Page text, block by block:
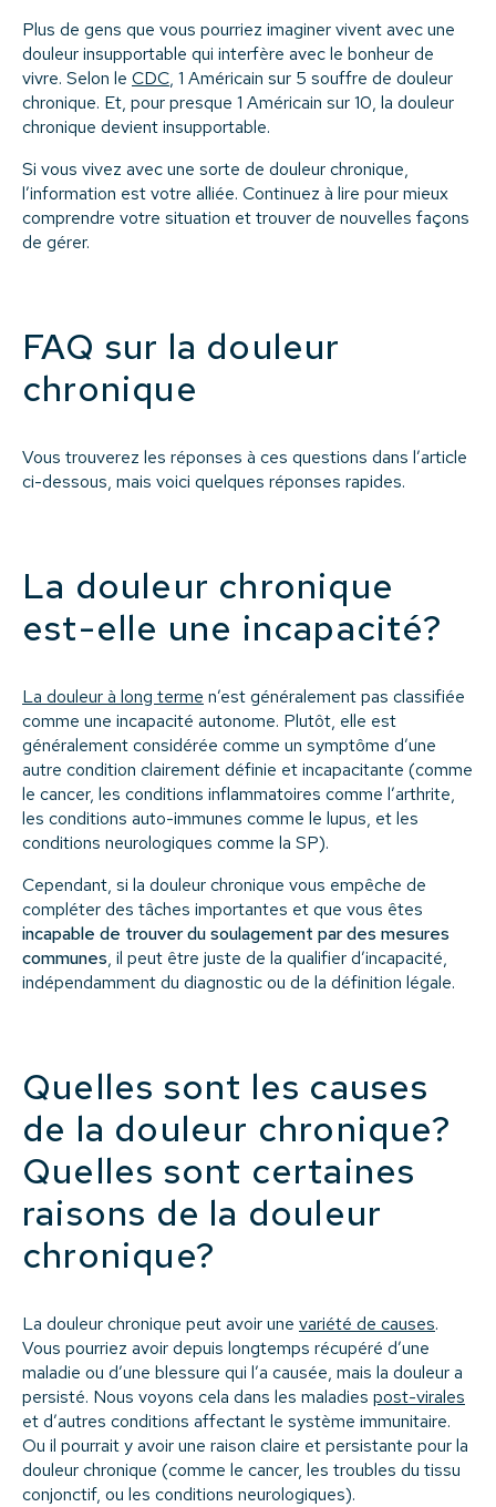
Plus de gens que vous pourriez imaginer vivent avec une
douleur insupportable qui interfère avec le bonheur de
vivre. Selon le CDC, 1 Américain sur 5 souffre de douleur
chronique. Et, pour presque 1 Américain sur 10, la douleur
chronique devient insupportable.
Si vous vivez avec une sorte de douleur chronique,
l’information est votre alliée. Continuez à lire pour mieux
comprendre votre situation et trouver de nouvelles façons
de gérer.
FAQ sur la douleur
chronique
Vous trouverez les réponses à ces questions dans l’article
ci-dessous, mais voici quelques réponses rapides.
La douleur chronique
est-elle une incapacité?
La douleur à long terme n’est généralement pas classifiée
comme une incapacité autonome. Plutôt, elle est
généralement considérée comme un symptôme d’une
autre condition clairement définie et incapacitante (comme
le cancer, les conditions inflammatoires comme l’arthrite,
les conditions auto-immunes comme le lupus, et les
conditions neurologiques comme la SP).
Cependant, si la douleur chronique vous empêche de
compléter des tâches importantes et que vous êtes
incapable de trouver du soulagement par des mesures
communes, il peut être juste de la qualifier d’incapacité,
indépendamment du diagnostic ou de la définition légale.
Quelles sont les causes
de la douleur chronique?
Quelles sont certaines
raisons de la douleur
chronique?
La douleur chronique peut avoir une variété de causes.
Vous pourriez avoir depuis longtemps récupéré d’une
maladie ou d’une blessure qui l’a causée, mais la douleur a
persisté. Nous voyons cela dans les maladies post-virales
et d’autres conditions affectant le système immunitaire.
Ou il pourrait y avoir une raison claire et persistante pour la
douleur chronique (comme le cancer, les troubles du tissu
conjonctif, ou les conditions neurologiques).